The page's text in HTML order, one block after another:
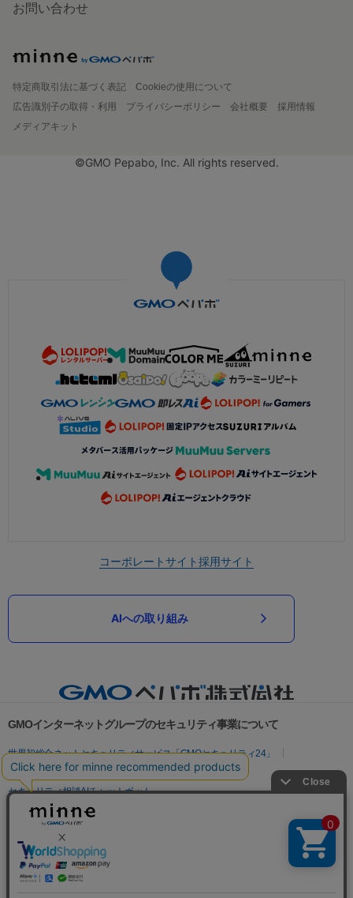
お問い合わせ
特定商取引法に基づく表記
Cookieの使用について
広告識別子の取得・利用
プライバシーポリシー 会社概要
採用情報
メディアキット
©GMO Pepabo, Inc. All rights reserved.
コーポレートサイト採用サイト
AIへの取り組み
GMOインターネットグループのセキュリティ事業について
世界初総合ネットセキュリティサービス「GMOセキュリティ24」
パスワード漏洩診断
Webサイトリスク診断
セキュリティ相談AIチャットボット
実在証明・盗聴対策
サイバー攻撃対策（GMO Flatt Security）
セキュリティ事業の軌跡